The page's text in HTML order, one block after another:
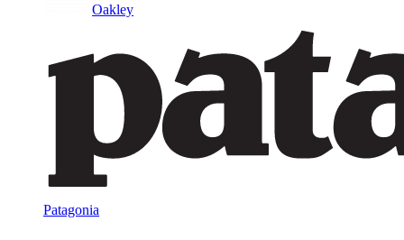
Oakley
Patagonia